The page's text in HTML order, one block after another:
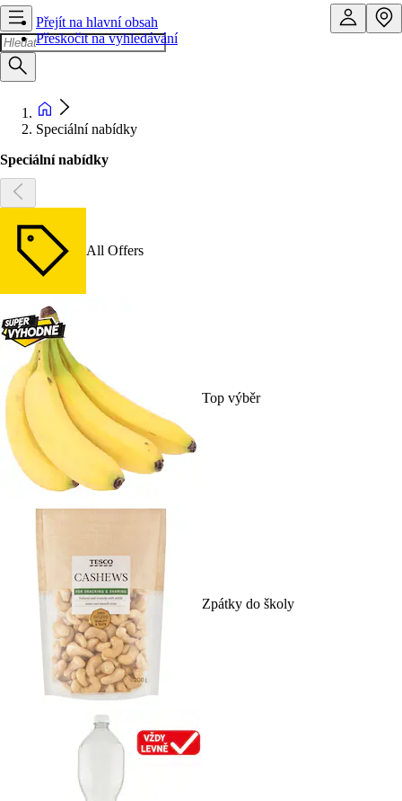
Přejít na hlavní obsah
Přeskočit na vyhledávání
Speciální nabídky
Speciální nabídky
All Offers
Top výběr
Zpátky do školy